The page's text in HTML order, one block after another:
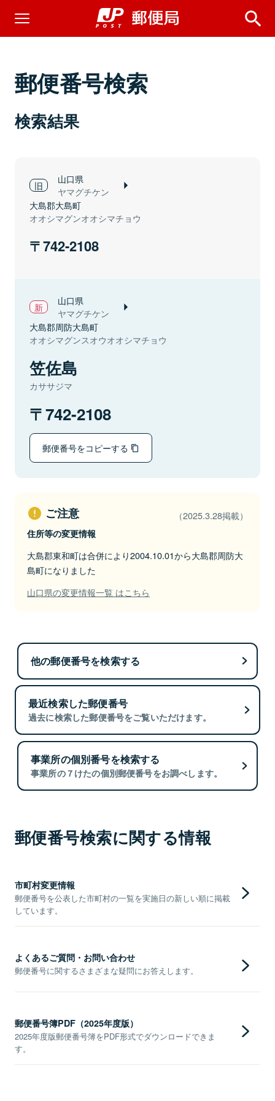
郵便番号検索
検索結果
山口県
ヤマグチケン
大島郡大島町
オオシマグンオオシマチョウ
742-2108
山口県
ヤマグチケン
大島郡周防大島町
オオシマグンスオウオオシマチョウ
笠佐島
カササジマ
742-2108
郵便番号をコピーする
ご注意 （2025.3.28掲載）
住所等の変更情報
大島郡東和町は合併により2004.10.01から大島郡周防大
島町になりました
山口県の変更情報一覧 はこちら
他の郵便番号を検索する
最近検索した郵便番号
過去に検索した郵便番号をご覧いただけます。
事業所の個別番号を検索する
事業所の７けたの個別郵便番号をお調べします。
郵便番号検索に関する情報
市町村変更情報
郵便番号を公表した市町村の一覧を実施日の新しい順に掲載
しています。
よくあるご質問・お問い合わせ
郵便番号に関するさまざまな疑問にお答えします。
郵便番号簿PDF（2025年度版）
2025年度版郵便番号簿をPDF形式でダウンロードできま
す。